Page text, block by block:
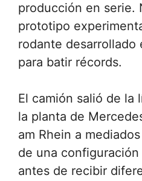
producción en serie.
prototipo
rodante desarrollado
para batir récords.
El camión salió de la
la planta de
am Rhein a
de una
antes de recibir